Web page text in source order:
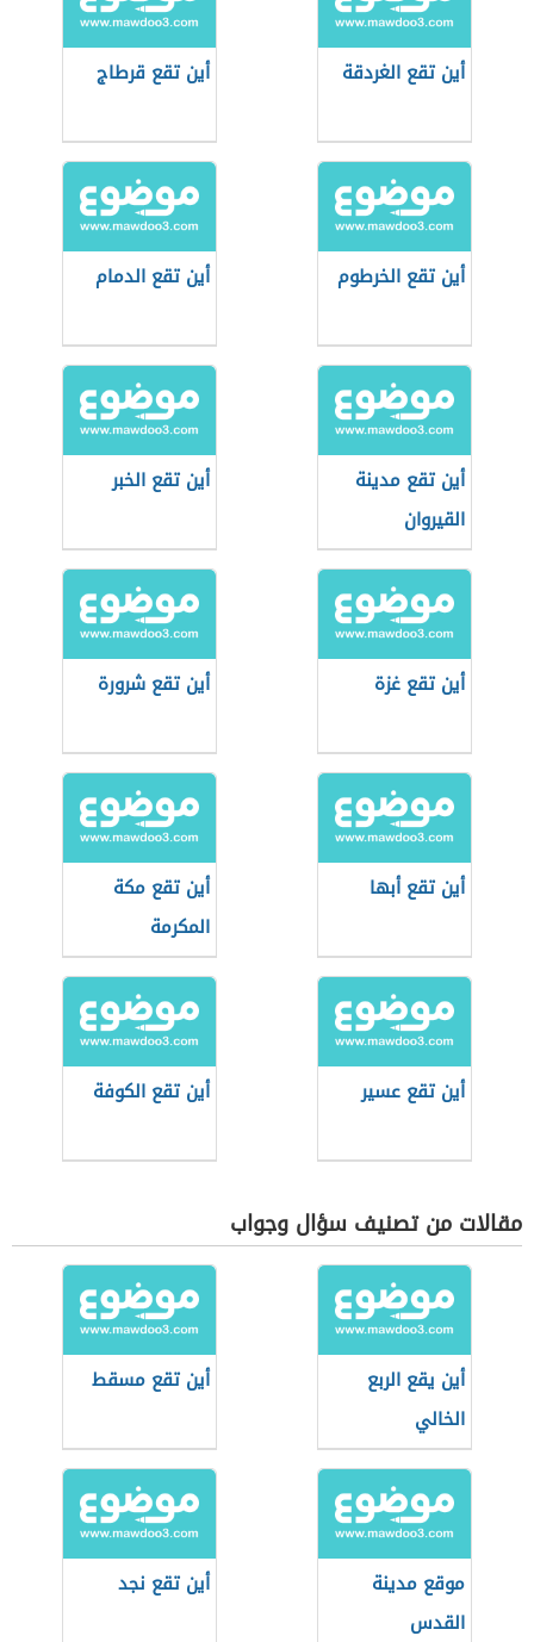
أين تقع الغردقة أين تقع قرطاج
أين تقع الخرطوم أين تقع الدمام
أين تقع مدينة
القيروان
أين تقع الخبر
أين تقع غزة أين تقع شرورة
أين تقع أبها
أين تقع مكة
المكرمة
أين تقع عسير أين تقع الكوفة
مقالات من تصنيف سؤال وجواب
أين يقع الربع
الخالي
أين تقع مسقط
موقع مدينة
القدس
أين تقع نجد